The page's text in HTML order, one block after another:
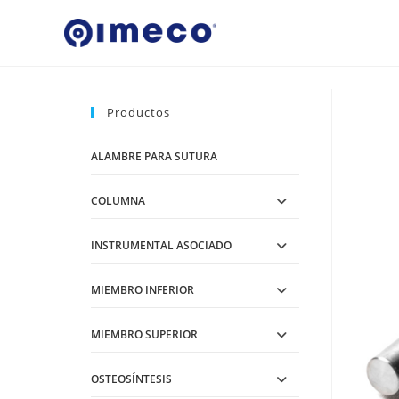
Productos
ALAMBRE PARA SUTURA
COLUMNA
INSTRUMENTAL ASOCIADO
MIEMBRO INFERIOR
MIEMBRO SUPERIOR
OSTEOSÍNTESIS